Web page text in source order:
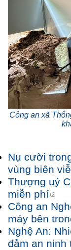
Công an xã
Nụ cười
vùng biên
Thượng uý
miễn phí
Công an
máy bên
Nghệ An:
đảm an